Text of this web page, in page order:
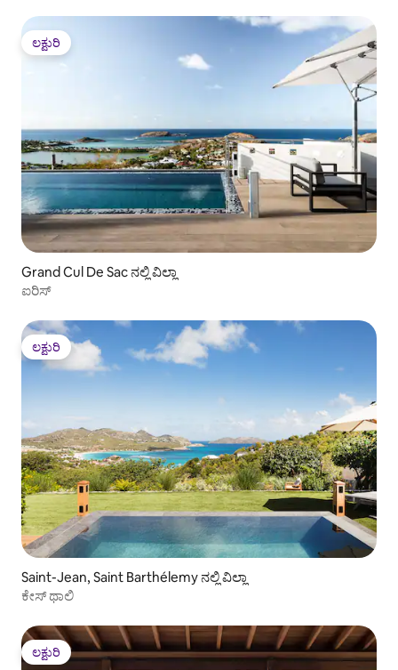
ಲಕ್ಷುರಿ
ಲಕ್ಷುರಿ
Grand Cul De Sac ನಲ್ಲಿ ವಿಲ್ಲಾ
ಐರಿಸ್
ಲಕ್ಷುರಿ
ಲಕ್ಷುರಿ
Saint-Jean, Saint Barthélemy ನಲ್ಲಿ ವಿಲ್ಲಾ
ಕೇಸ್ ಥಾಲಿ
ಲಕ್ಷುರಿ
ಲಕ್ಷುರಿ